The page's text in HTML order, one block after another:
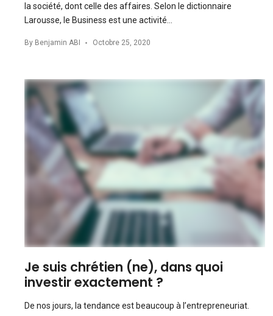
la société, dont celle des affaires. Selon le dictionnaire
Larousse, le Business est une activité…
By Benjamin ABI Octobre 25, 2020
Je suis chrétien (ne), dans quoi
investir exactement ?
De nos jours, la tendance est beaucoup à l’entrepreneuriat.